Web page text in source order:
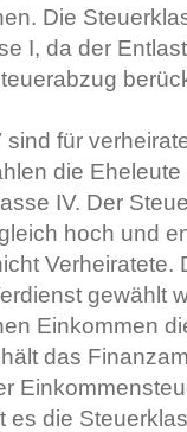
Die
I, da der
für
die
IV. Der
hoch und
Verheiratete.
gewählt
Einkommen
das
die